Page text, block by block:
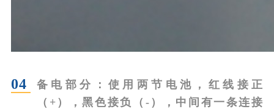
04 备电部分： 使用两节电池，红线接正
（+），黑色接负（-），中间有一条连接